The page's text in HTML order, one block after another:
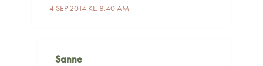
4 SEP 2014 KL. 8:40 AM
Sanne